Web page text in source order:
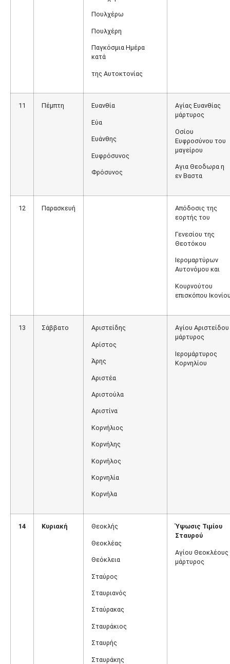
Πουλχέρω
Πουλχέρη
Παγκόσμια Ημέρα
κατά
της Αυτοκτονίας
11 Πέμπτη Ευανθία
Εύα
Ευάνθης
Ευφρόσυνος
Φρόσυνος
Αγίας Ευανθίας
μάρτυρος
Οσίου
Ευφροσύνου του
μαγείρου
Αγια Θεοδωρα η
εν Βαστα
12 Παρασκευή
Απόδοσις της
εορτής του
Γενεσίου της
Θεοτόκου
Ιερομαρτύρων
Αυτονόμου και
Κουρνούτου
επισκόπου
13 Σάββατο Αριστείδης
Αρίστος
Άρης
Αριστέα
Αριστούλα
Αριστίνα
Κορνήλιος
Κορνήλης
Κορνήλος
Κορνηλία
Κορνήλα
Αγίου Αριστείδου
μάρτυρος
Ιερομάρτυρος
Κορνηλίου
14 Κυριακή Θεοκλής
Θεοκλέας
Θεόκλεια
Σταύρος
Σταυριανός
Σταύρακας
Σταυράκιος
Σταυρής
Σταυράκης
Ύψωσις Τιμίου
Σταυρού
Αγίου Θεοκλέους
μάρτυρος